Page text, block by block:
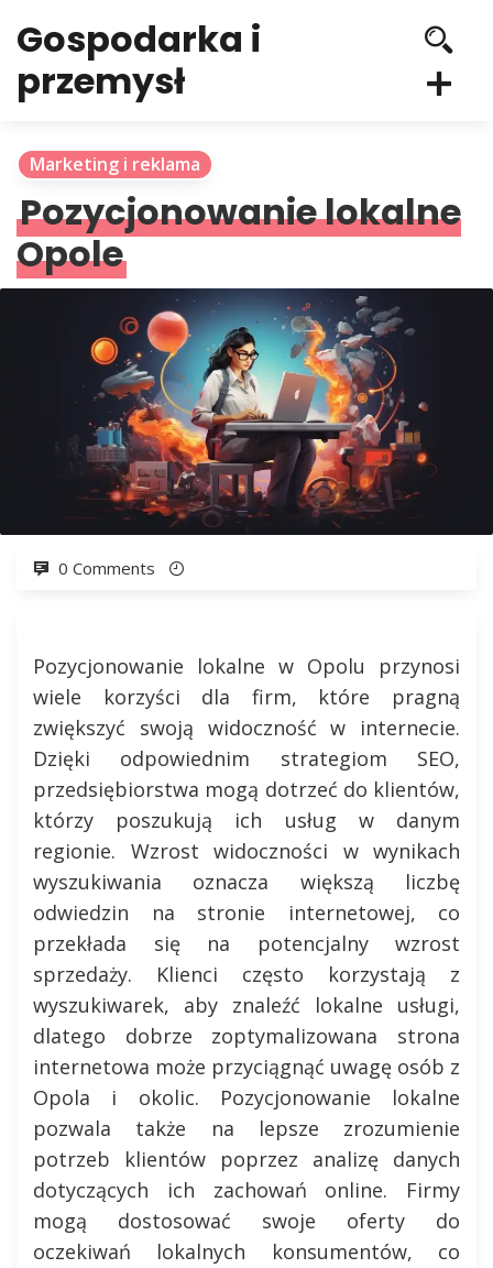
Gospodarka i
przemysł
Marketing i reklama
Pozycjonowanie lokalne
Opole
0 Comments
Pozycjonowanie lokalne w Opolu przynosi
wiele korzyści dla firm, które pragną
zwiększyć swoją widoczność w internecie.
Dzięki odpowiednim strategiom SEO,
przedsiębiorstwa mogą dotrzeć do klientów,
którzy poszukują ich usług w danym
regionie. Wzrost widoczności w wynikach
wyszukiwania oznacza większą liczbę
odwiedzin na stronie internetowej, co
przekłada się na potencjalny wzrost
sprzedaży. Klienci często korzystają z
wyszukiwarek, aby znaleźć lokalne usługi,
dlatego dobrze zoptymalizowana strona
internetowa może przyciągnąć uwagę osób z
Opola i okolic. Pozycjonowanie lokalne
pozwala także na lepsze zrozumienie
potrzeb klientów poprzez analizę danych
dotyczących ich zachowań online. Firmy
mogą dostosować swoje oferty do
oczekiwań lokalnych konsumentów, co